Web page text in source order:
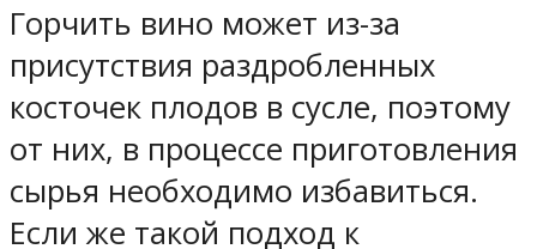
Горчить вино может из-за
присутствия раздробленных
косточек плодов в сусле, поэтому
от них, в процессе приготовления
сырья необходимо избавиться.
Если же такой подход к